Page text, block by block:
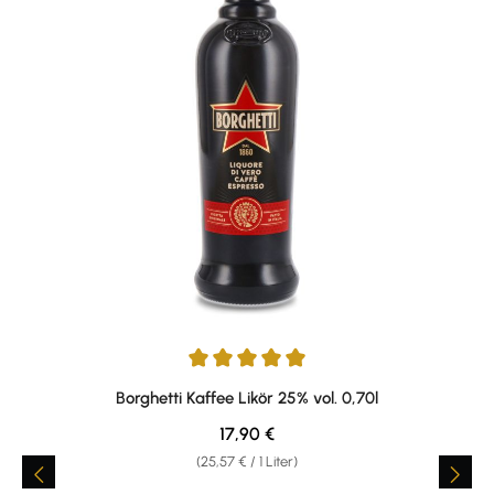
Durchschnittliche Bewertung von 5 von 5 Sternen
Borghetti Kaffee Likör 25% vol. 0,70l
(25,57 € / 1 Liter)
Regulärer Preis:
17,90 €